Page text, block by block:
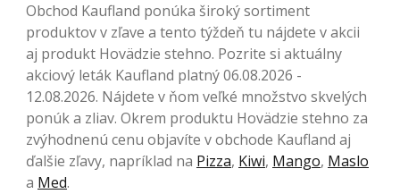
Obchod Kaufland ponúka široký sortiment
produktov v zľave a tento týždeň tu nájdete v akcii
aj produkt Hovädzie stehno. Pozrite si aktuálny
akciový leták Kaufland platný 06.08.2026 -
12.08.2026. Nájdete v ňom veľké množstvo skvelých
ponúk a zliav. Okrem produktu Hovädzie stehno za
zvýhodnenú cenu objavíte v obchode Kaufland aj
ďalšie zľavy, napríklad na Pizza, Kiwi, Mango, Maslo
a Med.